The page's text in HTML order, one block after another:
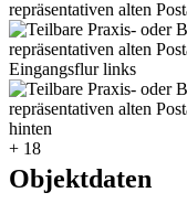
+ 18
Objektdaten